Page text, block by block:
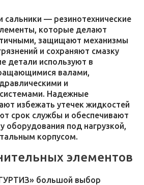
— резинотехнические
которые делают
защищают механизмы
и сохраняют смазку
детали используют в
валами,
и
Надежные
избежать утечек жидкостей
срок службы и обеспечивают
оборудования под нагрузкой,
корпусом.
элементов
большой выбор